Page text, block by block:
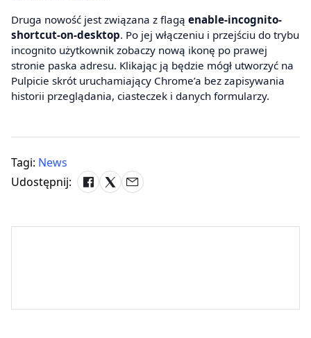
Druga nowość jest związana z flagą enable-incognito-
shortcut-on-desktop. Po jej włączeniu i przejściu do trybu
incognito użytkownik zobaczy nową ikonę po prawej
stronie paska adresu. Klikając ją będzie mógł utworzyć na
Pulpicie skrót uruchamiający Chrome’a bez zapisywania
historii przeglądania, ciasteczek i danych formularzy.
Tagi: News
Udostępnij: